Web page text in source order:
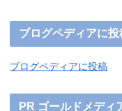
ブログペディアに投
ブログペディアに投稿
PR ゴールドメディ